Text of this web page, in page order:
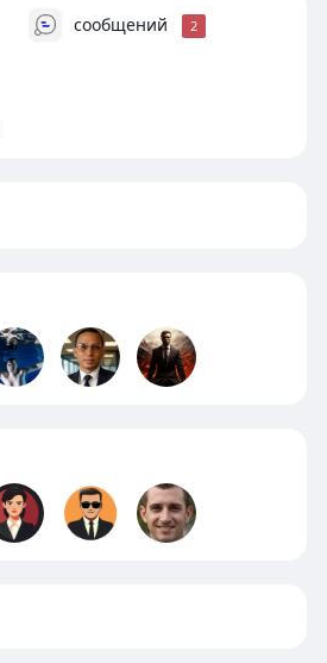
сообщений 2